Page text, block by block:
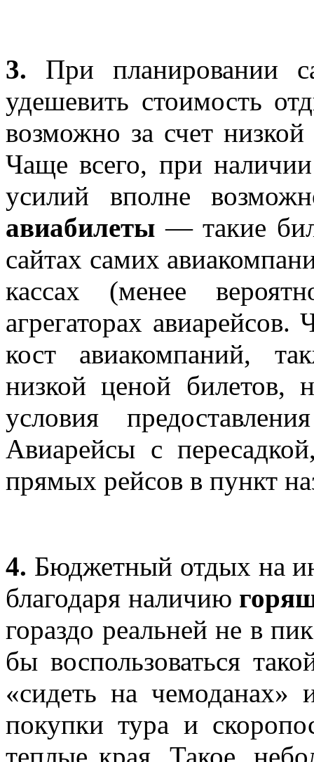
3. При планировании
удешевить стоимость
возможно за счет
Чаще всего, при
усилий вполне
авиабилеты — такие
сайтах самих
кассах (менее
агрегаторах
кост авиакомпаний,
низкой ценой билетов,
условия
Авиарейсы с
прямых рейсов в пункт
4. Бюджетный отдых на
благодаря наличию
гораздо реальней не в
бы воспользоваться
«сидеть на
покупки тура и